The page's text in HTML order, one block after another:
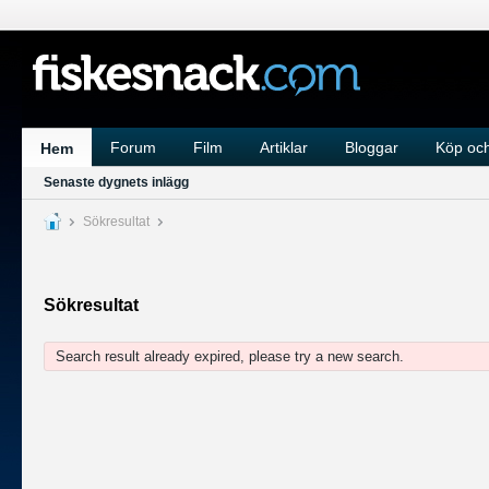
Hem Forum Film Artiklar Bloggar Köp
Senaste dygnets inlägg
Sökresultat
Sökresultat
Search result already expired, please try a new search.